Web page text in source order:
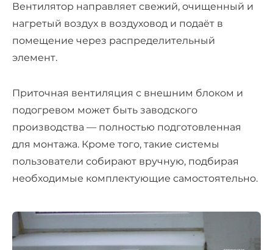
Вентилятор направляет свежий, очищенный и
нагретый воздух в воздуховод и подаёт в
помещение через распределительный
элемент.
Приточная вентиляция с внешним блоком и
подогревом может быть заводского
производства — полностью подготовленная
для монтажа. Кроме того, такие системы
пользователи собирают вручную, подбирая
необходимые комплектующие самостоятельно.